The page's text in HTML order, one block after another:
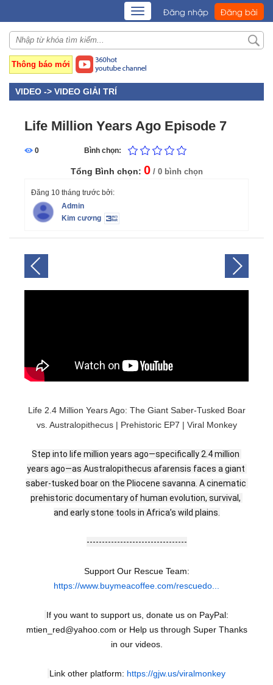
TOGGLE
NAVIGATION
Đăng nhập Đăng bài
Thông báo mới
VIDEO -> VIDEO GIẢI TRÍ
Life Million Years Ago Episode 7
0 Bình chọn:
Tổng Bình chọn: 0 / 0 bình chọn
Đăng 10 tháng trước bởi:
Admin
Kim cương
Life 2.4 Million Years Ago: The Giant Saber-Tusked Boar
vs. Australopithecus | Prehistoric EP7 | Viral Monkey
Step into life million years ago—specifically 2.4 million
years ago—as Australopithecus afarensis faces a giant
saber-tusked boar on the Pliocene savanna. A cinematic
prehistoric documentary of human evolution, survival,
and early stone tools in Africa’s wild plains.
---------------------------------
Support Our Rescue Team:
https://www.buymeacoffee.com/rescuedo...
If you want to support us, donate us on PayPal:
mtien_red@yahoo.com or Help us through Super Thanks
in our videos.
Link other platform: https://gjw.us/viralmonkey